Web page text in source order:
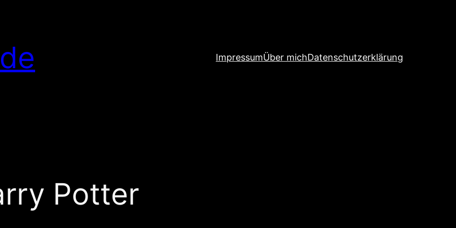
ImpressumÜber michDatenschutzerklärung
Potter